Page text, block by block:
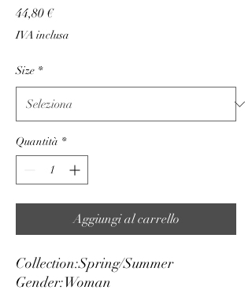
44,80 €Prezzo
IVA inclusa
Size *
Quantità *
Aggiungi al carrello
Collection:Spring/Summer
Gender:Woman